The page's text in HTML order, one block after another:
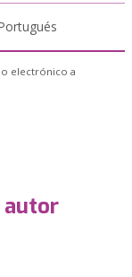
electrónico a
autor